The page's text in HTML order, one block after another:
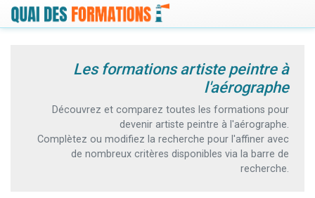
Les formations artiste peintre à
l'aérographe
Découvrez et comparez toutes les formations pour
devenir artiste peintre à l'aérographe.
Complètez ou modifiez la recherche pour l'affiner avec
de nombreux critères disponibles via la barre de
recherche.